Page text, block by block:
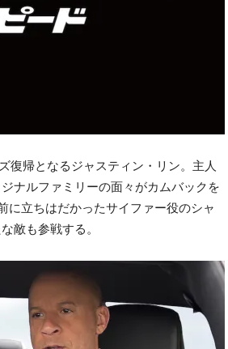
復帰となるジャスティン・リン。主人
ナルファミリーの面々がカムバックを
に立ちはだかったサイファー役のシャ
敵も参戦する。